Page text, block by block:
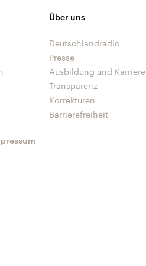
Über uns
Deutschlandradio
Presse
Ausbildung und Karriere
Transparenz
Korrekturen
Barrierefreiheit